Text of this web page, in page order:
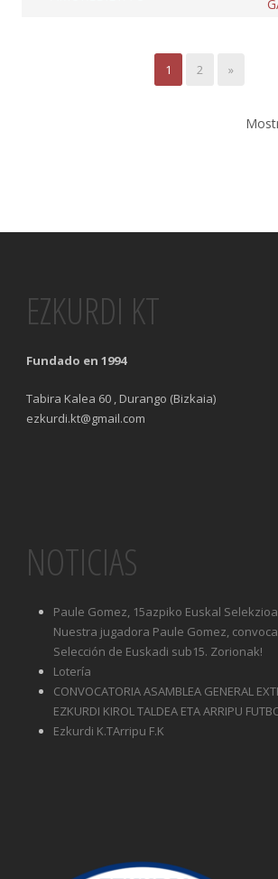
1 2 »
EZKURDI KT
Fundado en 1994
Tabira Kalea 60 , Durango (Bizkaia)
ezkurdi.kt@gmail.com
NOTICIAS
Paule Gomez, 15azpiko Euskal
Nuestra jugadora Paule Gomez,
Selección de Euskadi sub15. Zorionak!
Lotería
CONVOCATORIA ASAMBLEA GENERAL
EZKURDI KIROL TALDEA ETA ARRIPU
Ezkurdi K.TArripu F.K